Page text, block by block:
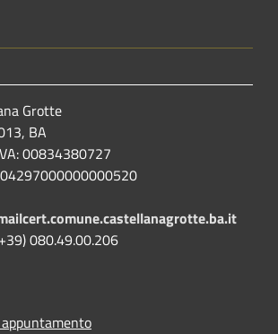
Grotte
BA
00834380727
080.49.00.206